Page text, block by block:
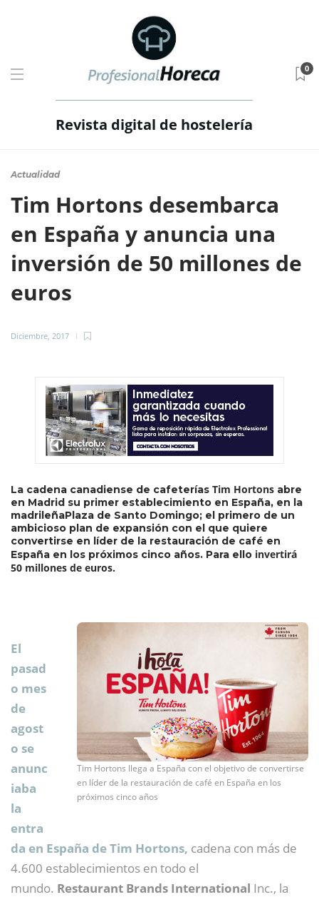
Revista digital de hostelería
0
Actualidad
Tim Hortons desembarca
en España y anuncia una
inversión de 50 millones de
euros
Diciembre, 2017
La cadena canadiense de cafeterías Tim Hortons abre
en Madrid su primer establecimiento en España, en la
madrileñaPlaza de Santo Domingo; el primero de un
ambicioso plan de expansión con el que quiere
convertirse en líder de la restauración de café en
España en los próximos cinco años. Para ello invertirá
50 millones de euros.
Tim Hortons llega a España con el objetivo de convertirse
en líder de la restauración de café en España en los
próximos cinco años
El
pasad
o mes
de
agost
o se
anunc
iaba
la
entra
da en España de Tim Hortons, cadena con más de
4.600 establecimientos en todo el
mundo. Restaurant Brands International Inc., la